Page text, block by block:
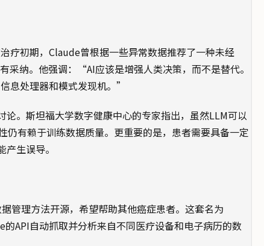
疗初期，Claude曾根据一些异常数据推荐了一种未经
采纳。他强调：“AI应该是增强人类决策，而不是替代。
息处理器和模式发现机。”
。斯坦福大学数字健康中心的专家指出，虽然LLM可以
仍有赖于训练数据质量。更重要的是，患者需要具备一定
生误导。
管理方法开源，希望帮助其他癌症患者。这套名为
API自动抓取并分析来自不同医疗设备和电子病历的数